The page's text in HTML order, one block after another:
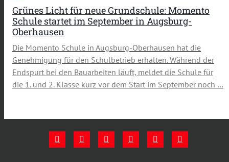
Grünes Licht für neue Grundschule: Momento
Schule startet im September in Augsburg-
Oberhausen
Die Momento Schule in Augsburg-Oberhausen hat die
Genehmigung für den Schulbetrieb erhalten. Während der
Endspurt bei den Bauarbeiten läuft, meldet die Schule für
die 1. und 2. Klasse kurz vor dem Start im September noch …